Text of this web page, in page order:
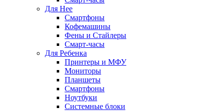
Для Нее
Смартфоны
Кофемашины
Фены и Стайлеры
Смарт-часы
Для Ребенка
Принтеры и МФУ
Мониторы
Планшеты
Смартфоны
Ноутбуки
Системные блоки